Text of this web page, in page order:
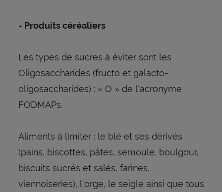
- Produits céréaliers
Les types de sucres à éviter sont les
Oligosaccharides (fructo et galacto-
oligosaccharides) : « O » de l'acronyme
FODMAPs.
Aliments à limiter : le blé et ses dérivés
(pains, biscottes, pâtes, semoule, boulgour,
biscuits sucrés et salés, farines,
viennoiseries), l'orge, le seigle ainsi que tous